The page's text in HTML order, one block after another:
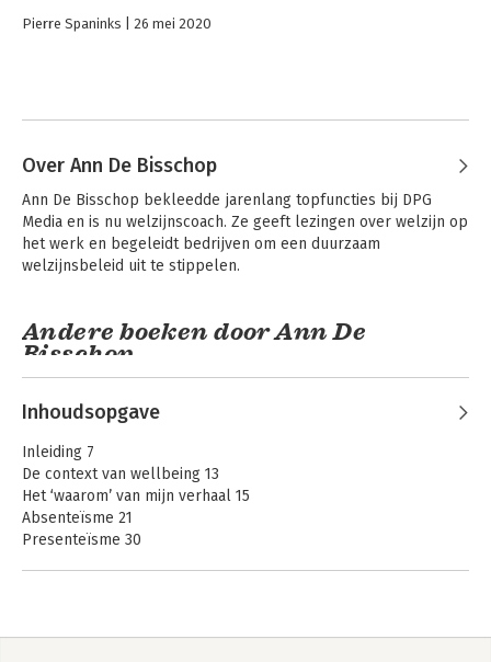
Pierre Spaninks 26 mei 2020
Over Ann De Bisschop
Ann De Bisschop bekleedde jarenlang topfuncties bij DPG
Media en is nu welzijnscoach. Ze geeft lezingen over welzijn op
het werk en begeleidt bedrijven om een duurzaam
welzijnsbeleid uit te stippelen.
Andere boeken door Ann De
Bisschop
Inhoudsopgave
Inleiding 7
De context van wellbeing 13
Het ‘waarom’ van mijn verhaal 15
Absenteïsme 21
Presenteïsme 30